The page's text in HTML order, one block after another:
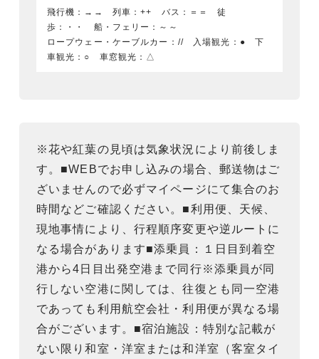
飛行機：→→ 列車：++ バス：＝＝ 徒
歩：・・ 船・フェリー：～～
ロープウェー・ケーブルカー：// 入場観光：● 下
車観光：○ 車窓観光：△
※花や紅葉の見頃は気象状況により前後しま
す。■WEBでお申し込みの場合、郵送物はご
ざいませんので必ずマイページにて集合のお
時間などご確認ください。■利用便、天候、
現地事情により、行程順序変更や逆ルートに
なる場合があります■添乗員：１日目到着空
港から4日目出発空港まで同行※添乗員が同
行しない空港に関しては、往復とも同一空港
であっても利用航空会社・利用便が異なる場
合がございます。■宿泊施設：特別な記載が
ない限り和室・洋室または和洋室（客室タイ